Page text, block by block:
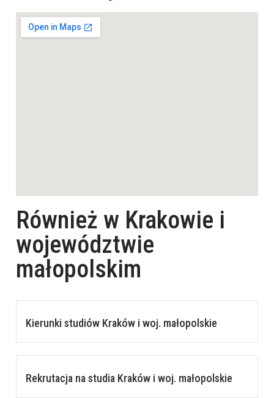
Również w Krakowie i
województwie
małopolskim
Kierunki studiów Kraków i woj. małopolskie
Rekrutacja na studia Kraków i woj. małopolskie